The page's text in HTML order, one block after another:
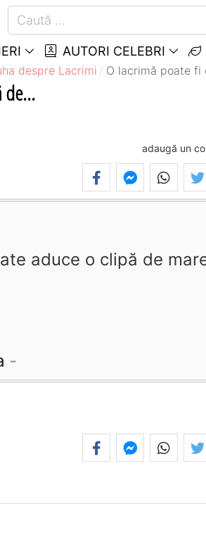
AUTORI CELEBRI
despre Lacrimi O lacrimă poate fi
de...
adaugă un
aduce o clipă de